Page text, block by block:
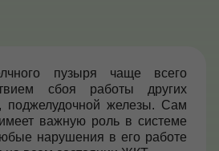
пузыря чаще всего
сбоя работы других
поджелудочной железы. Сам
важную роль в системе
нарушения в его работе